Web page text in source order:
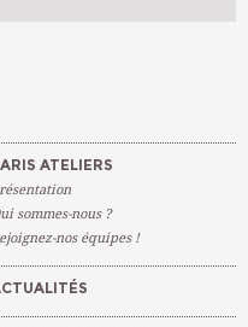
ATELIERS
sommes-nous ?
nos équipes !